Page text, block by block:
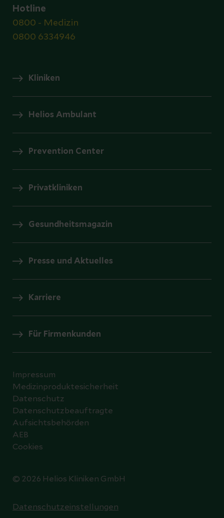
Hotline
0800 - Medizin
0800 6334946
Kliniken
Helios Ambulant
Prevention Center
Privatkliniken
Gesundheitsmagazin
Presse und Aktuelles
Karriere
Für Firmenkunden
© 2026 Helios Kliniken GmbH
Impressum
Medizinproduktesicherheit
Datenschutz
Datenschutzbeauftragte
Aufsichtsbehörden
AEB
Cookies
Datenschutzeinstellungen